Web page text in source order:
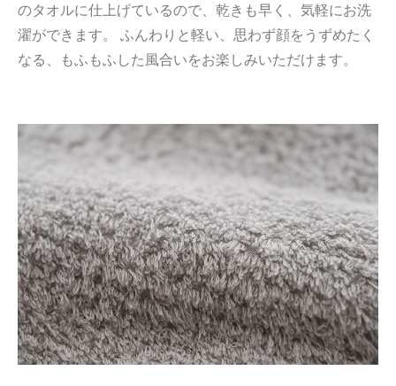
のタオルに仕上げているので、乾きも早く、気軽にお洗
濯ができます。 ふんわりと軽い、思わず顔をうずめたく
なる、もふもふした風合いをお楽しみいただけます。